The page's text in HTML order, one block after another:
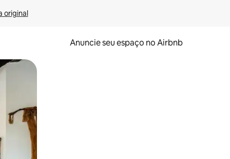
original
Anuncie seu espaço no Airbnb